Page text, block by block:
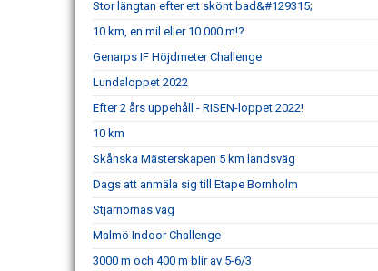
Stor längtan efter ett skönt bad&#129315;
10 km, en mil eller 10 000 m!?
Genarps IF Höjdmeter Challenge
Lundaloppet 2022
Efter 2 års uppehåll - RISEN-loppet 2022!
10 km
Skånska Mästerskapen 5 km landsväg
Dags att anmäla sig till Etape Bornholm
Stjärnornas väg
Malmö Indoor Challenge
3000 m och 400 m blir av 5-6/3